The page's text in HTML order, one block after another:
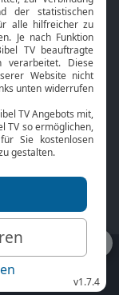
Online-Bibel
Gottesdienst
Bibel TV App